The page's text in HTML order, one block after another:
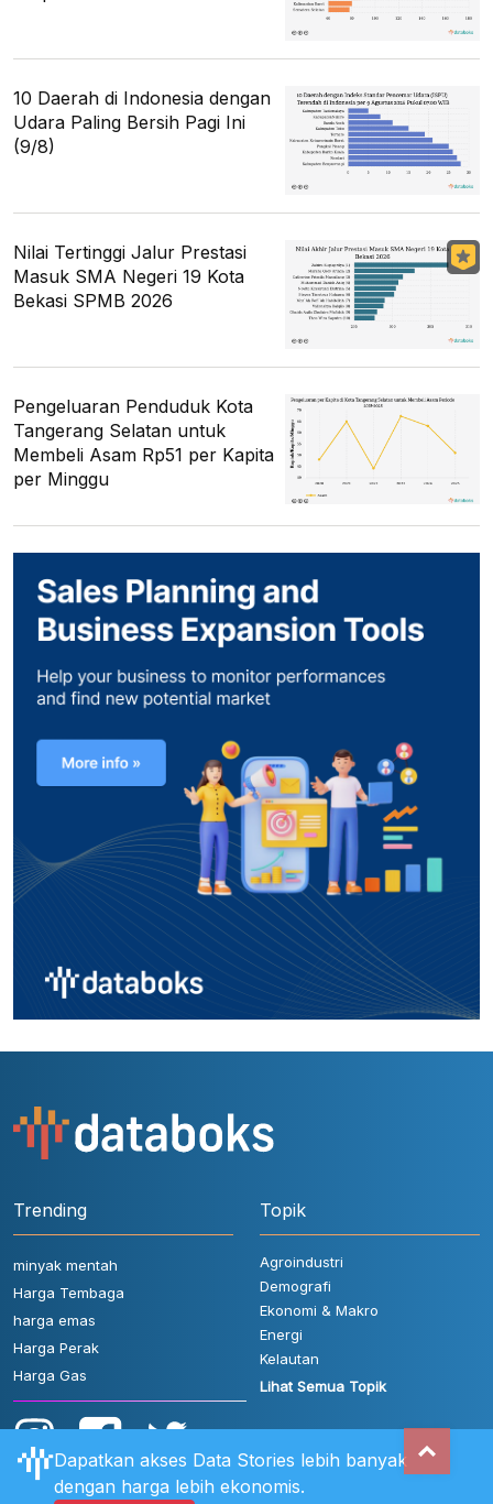
10 Daerah di Indonesia dengan
Udara Paling Bersih Pagi Ini
(9/8)
Nilai Tertinggi Jalur Prestasi
Masuk SMA Negeri 19 Kota
Bekasi SPMB 2026
Pengeluaran Penduduk Kota
Tangerang Selatan untuk
Membeli Asam Rp51 per Kapita
per Minggu
Trending
minyak mentah
Harga Tembaga
harga emas
Harga Perak
Harga Gas
Topik
Agroindustri
Demografi
Ekonomi & Makro
Energi
Kelautan
Lihat Semua Topik
Dapatkan akses Data Stories lebih banyak
dengan harga lebih ekonomis.